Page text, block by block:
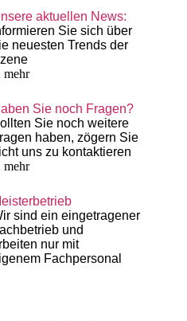
aktuellen News:
Sie sich über
neuesten Trends der
mehr
Sie noch Fragen?
Sie noch weitere
haben, zögern Sie
uns zu kontaktieren
mehr
sind ein eingetragener
und
nur mit
Fach­personal